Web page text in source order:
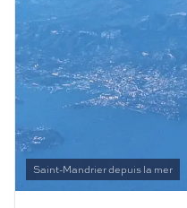
Saint-Mandrier depuis la mer